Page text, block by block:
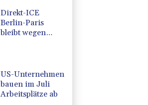
Direkt-ICE
Berlin-Paris
bleibt wegen
US-Unternehmen
bauen im Juli
Arbeitsplätze ab